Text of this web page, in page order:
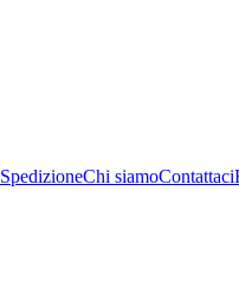
SpedizioneChi siamoContattaci